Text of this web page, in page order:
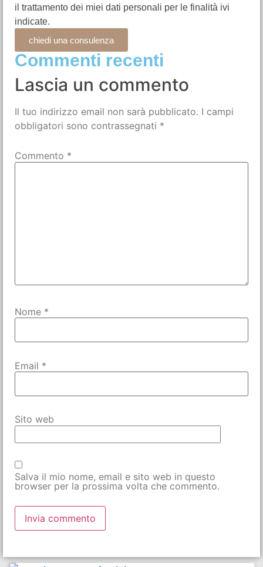
il trattamento dei miei dati personali per le finalità ivi
indicate.
chiedi una consulenza
Commenti recenti
Lascia un commento
Il tuo indirizzo email non sarà pubblicato. I campi
obbligatori sono contrassegnati *
Commento *
Nome *
Email *
Sito web
Salva il mio nome, email e sito web in questo
browser per la prossima volta che commento.